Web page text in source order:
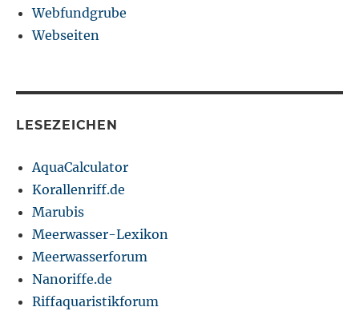
Webfundgrube
Webseiten
LESEZEICHEN
AquaCalculator
Korallenriff.de
Marubis
Meerwasser-Lexikon
Meerwasserforum
Nanoriffe.de
Riffaquaristikforum